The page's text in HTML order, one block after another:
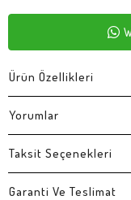
Ürün Özellikleri
Yorumlar
Taksit Seçenekleri
Garanti Ve Teslimat